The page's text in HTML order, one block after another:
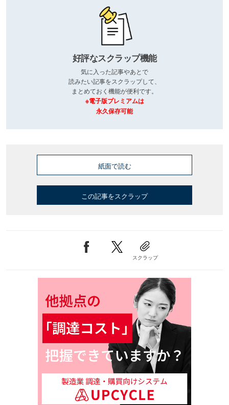
好評なスクラップ機能
気に入った記事やあとで
読みたい記事をスクラップして、
まとめておく機能が便利です。
※電子版プレミアムは
永久保存可能
紙面で読む
この記事をスクラップ
スクラップ